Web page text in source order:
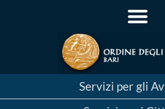
Servizi per gli